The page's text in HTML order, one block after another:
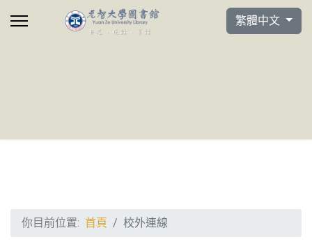
選擇你的語言
繁體中文
你目前位置: 首頁 校外連線